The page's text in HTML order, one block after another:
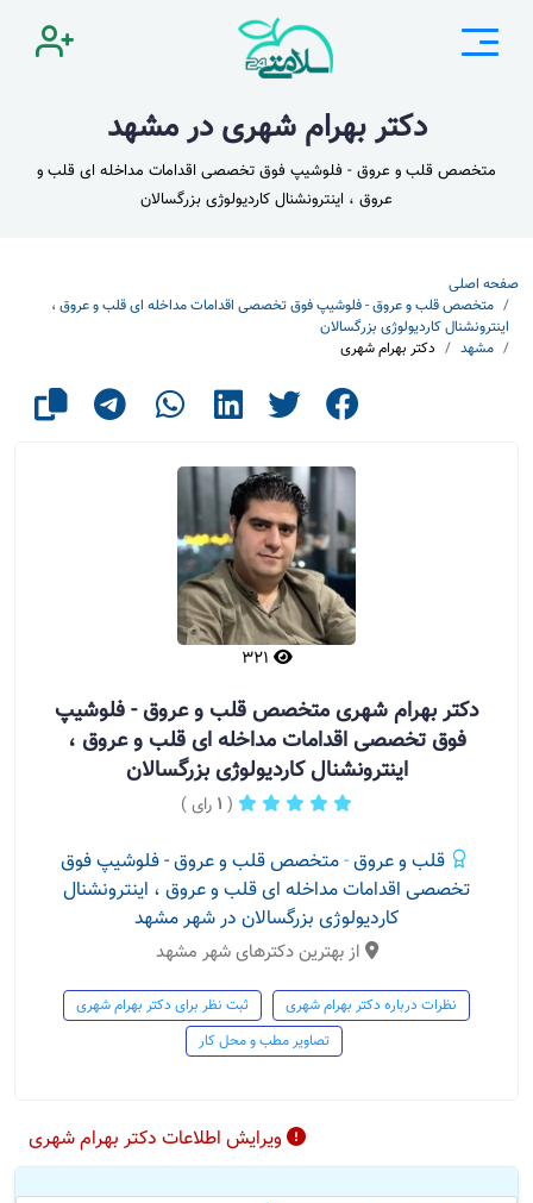
دکتر بهرام شهری در مشهد
متخصص قلب و عروق - فلوشیپ فوق تخصصی اقدامات مداخله ای قلب و
عروق ، اینترونشنال کاردیولوژی بزرگسالان
صفحه اصلی
متخصص قلب و عروق - فلوشیپ فوق تخصصی اقدامات مداخله ای قلب و عروق ،
اینترونشنال کاردیولوژی بزرگسالان
مشهد
دکتر بهرام شهری
دکتر بهرام شهری متخصص قلب و عروق - فلوشیپ
فوق تخصصی اقدامات مداخله ای قلب و عروق ،
اینترونشنال کاردیولوژی بزرگسالان
(
1 رای )
قلب و عروق-متخصص قلب و عروق - فلوشیپ فوق
تخصصی اقدامات مداخله ای قلب و عروق ، اینترونشنال
کاردیولوژی بزرگسالان در شهر مشهد
از بهترین دکترهای شهر مشهد
نظرات درباره دکتر بهرام شهری
ثبت نظر برای دکتر بهرام شهری
تصاویر مطب و محل کار
ویرایش اطلاعات دکتر بهرام شهری